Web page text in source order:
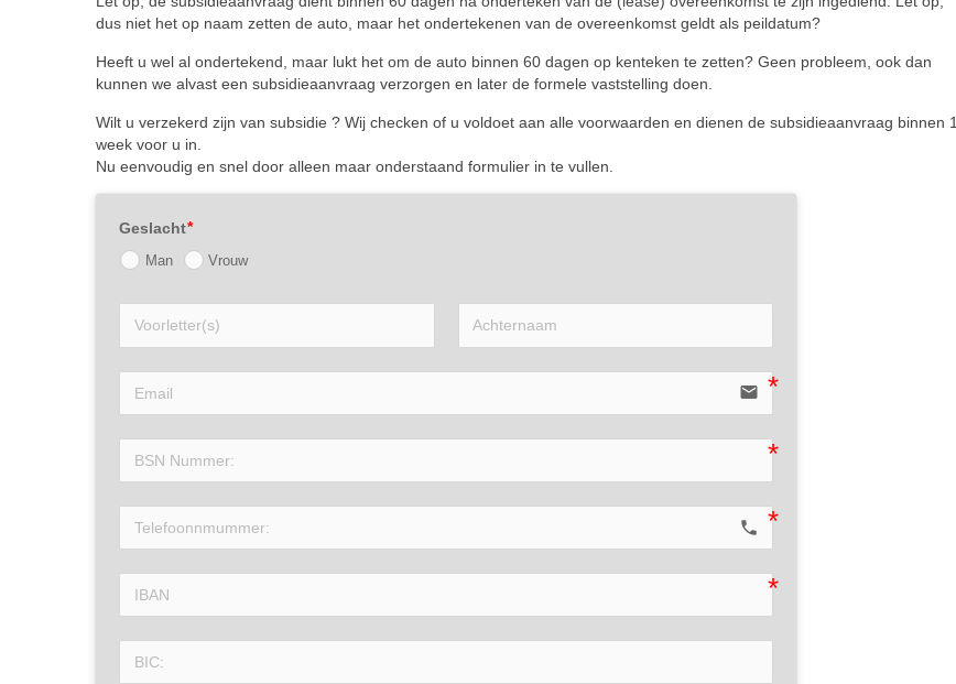
dus niet het op naam zetten de auto, maar het ondertekenen van de overeenkomst geldt als peildatum?
Heeft u wel al ondertekend, maar lukt het om de auto binnen 60 dagen op kenteken te zetten? Geen probleem, ook dan
kunnen we alvast een subsidieaanvraag verzorgen en later de formele vaststelling doen.
Wilt u verzekerd zijn van subsidie ? Wij checken of u voldoet aan alle voorwaarden en dienen de subsidieaanvraag binnen 1
week voor u in.
Nu eenvoudig en snel door alleen maar onderstaand formulier in te vullen.
Geslacht
Man Vrouw
email
call